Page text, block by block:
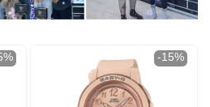
-15%